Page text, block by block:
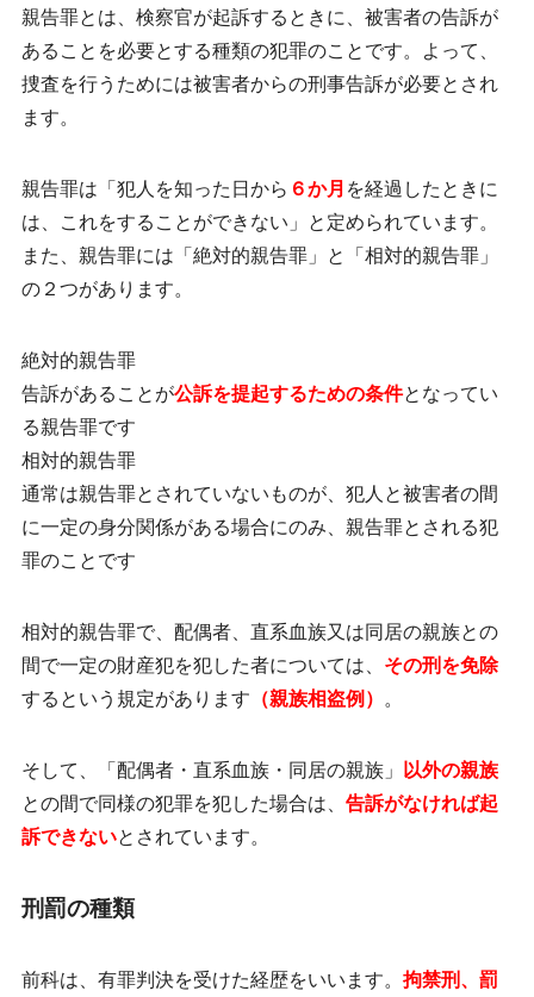
親告罪とは、検察官が起訴するときに、被害者の告訴が
あることを必要とする種類の犯罪のことです。よって、
捜査を行うためには被害者からの刑事告訴が必要とされ
ます。
親告罪は「犯人を知った日から ６か月 を経過したときに
は、これをすることができない」と定められています。
また、親告罪には「絶対的親告罪」と「相対的親告罪」
の２つがあります。
絶対的親告罪
告訴があることが公訴を提起するための条件となってい
る親告罪です
相対的親告罪
通常は親告罪とされていないものが、犯人と被害者の間
に一定の身分関係がある場合にのみ、親告罪とされる犯
罪のことです
相対的親告罪で、 配偶者、直系血族又は同居の親族との
間で一定の財産犯を犯した者については、 その刑を免除
するという規定があります （親族相盗例） 。
そして、「配偶者・直系血族・同居の親族」 以外の親族
との間で同様の犯罪を犯した場合は、 告訴がなければ起
訴できないとされています。
刑罰の種類
前科は、有罪判決を受けた経歴をいいます。 拘禁刑、罰